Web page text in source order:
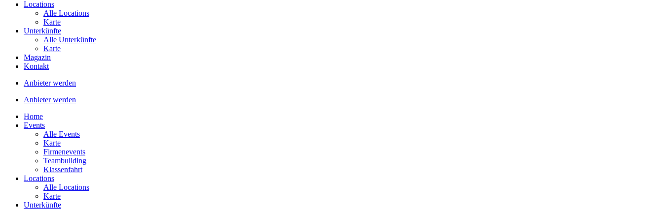
Locations
Alle Locations
Karte
Unterkünfte
Alle Unterkünfte
Karte
Magazin
Kontakt
Anbieter werden
Anbieter werden
Home
Events
Alle Events
Karte
Firmenevents
Teambuilding
Klassenfahrt
Locations
Alle Locations
Karte
Unterkünfte